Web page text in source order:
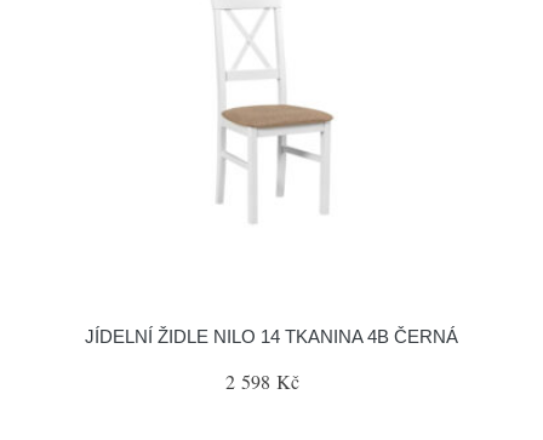
JÍDELNÍ ŽIDLE NILO 14 TKANINA 4B ČERNÁ
2 598 Kč